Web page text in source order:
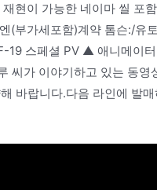
현이 가능한 네이마 씰 포
(부가세포함)계약 톰슨:/
19 스페셜 PV ▲ 애니메이
씨가 이야기하고 있는 동
바랍니다.다음 라인에 발